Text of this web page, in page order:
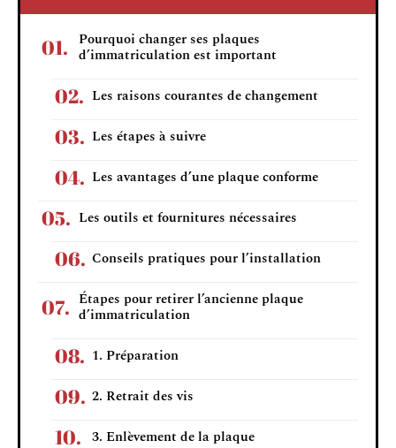
Pourquoi changer ses plaques
d’immatriculation est important
Les raisons courantes de changement
Les étapes à suivre
Les avantages d’une plaque conforme
Les outils et fournitures nécessaires
Conseils pratiques pour l’installation
Étapes pour retirer l’ancienne plaque
d’immatriculation
1. Préparation
2. Retrait des vis
3. Enlèvement de la plaque